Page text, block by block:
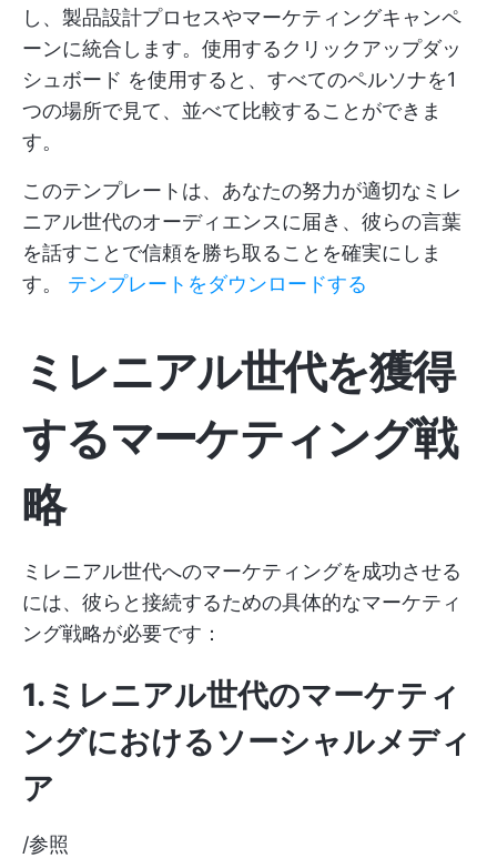
し、製品設計プロセスやマーケティングキャンペ
ーンに統合します。使用するクリックアップダッ
シュボード を使用すると、すべてのペルソナを1
つの場所で見て、並べて比較することができま
す。
このテンプレートは、あなたの努力が適切なミレ
ニアル世代のオーディエンスに届き、彼らの言葉
を話すことで信頼を勝ち取ることを確実にしま
す。 テンプレートをダウンロードする
ミレニアル世代を獲得
するマーケティング戦
略
ミレニアル世代へのマーケティングを成功させる
には、彼らと接続するための具体的なマーケティ
ング戦略が必要です：
1.ミレニアル世代のマーケティ
ングにおけるソーシャルメディ
ア
/参照